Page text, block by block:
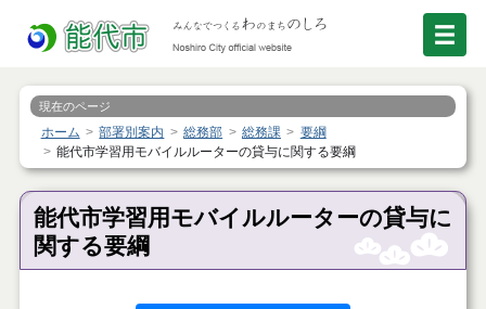
現在のページ
ホーム 部署別案内 総務部 総務課
要綱
能代市学習用モバイルルーターの貸与に関する要綱
能代市学習用モバイルルーターの貸与に
関する要綱